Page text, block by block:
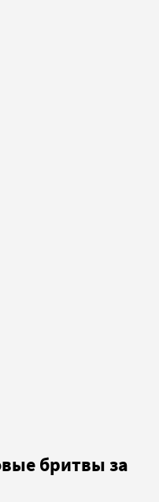
бритвы за